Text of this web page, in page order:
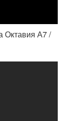
Октавия А7 /